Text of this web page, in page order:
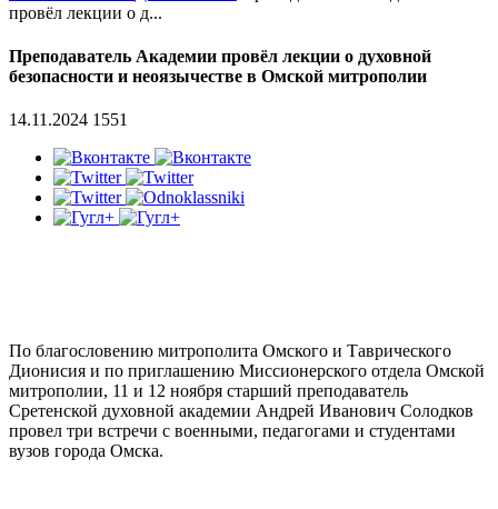
провёл лекции о д...
Преподаватель Академии провёл лекции о духовной
безопасности и неоязычестве в Омской митрополии
14.11.2024 1551
По благословению митрополита Омского и Таврического
Дионисия и по приглашению Миссионерского отдела Омской
митрополии, 11 и 12 ноября старший преподаватель
Сретенской духовной академии Андрей Иванович Солодков
провел три встречи с военными, педагогами и студентами
вузов города Омска.